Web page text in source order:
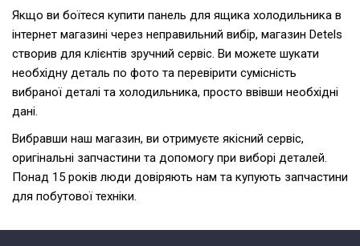
Якщо ви боїтеся купити панель для ящика холодильника в
інтернет магазині через неправильний вибір, магазин Detels
створив для клієнтів зручний сервіс. Ви можете шукати
необхідну деталь по фото та перевірити сумісність
вибраної деталі та холодильника, просто ввівши необхідні
дані.
Вибравши наш магазин, ви отримуєте якісний сервіс,
оригінальні запчастини та допомогу при виборі деталей.
Понад 15 років люди довіряють нам та купують запчастини
для побутової техніки.